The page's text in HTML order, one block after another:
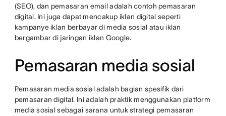
(SEO), dan pemasaran email adalah contoh pemasaran
digital. Ini juga dapat mencakup iklan digital seperti
kampanye iklan berbayar di media sosial atau iklan
bergambar di jaringan iklan Google.
Pemasaran media sosial
Pemasaran media sosial adalah bagian spesifik dari
pemasaran digital. Ini adalah praktik menggunakan platform
media sosial sebagai sarana untuk strategi pemasaran